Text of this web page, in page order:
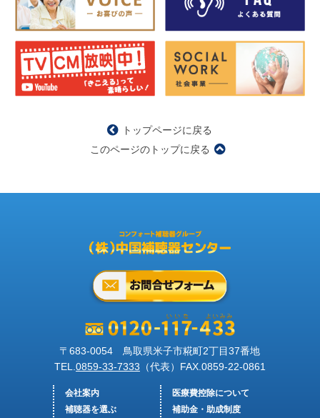
トップページに戻る
このページのトップに戻る
〒683-0054 鳥取県米子市糀町2丁目37番地
TEL. 0859-33-7333 （代表）FAX. 0859-22-0861
会社案内
補聴器を選ぶ
医療費控除について
補助金・助成制度